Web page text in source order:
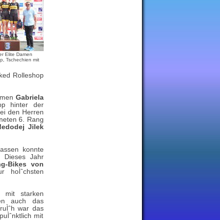
Elite Damen
Tschechien mit
Rolleshop
Gabriela
hinter der
den Herren
6. Rang
Jilek
konnte
Dieses Jahr
Bikes von
hoÌˆchsten
mit starken
auch das
war das
mit